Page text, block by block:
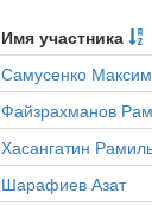
Имя участника
Самусенко Максим
Файзрахманов
Хасангатин
Шарафиев Азат